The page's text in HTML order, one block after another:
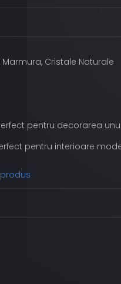
Cristale Naturale
pentru decorarea
pentru interioare